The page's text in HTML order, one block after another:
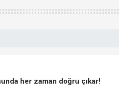
her zaman doğru çıkar!